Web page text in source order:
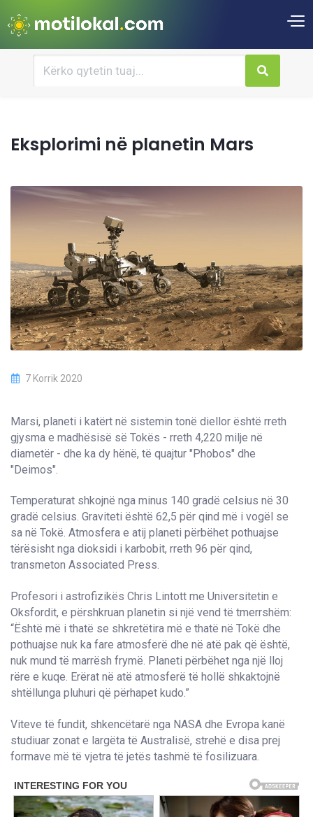
Eksplorimi në planetin Mars
7 Korrik 2020
Marsi, planeti i katërt në sistemin tonë diellor është rreth
gjysma e madhësisë së Tokës - rreth 4,220 milje në
diametër - dhe ka dy hënë, të quajtur "Phobos" dhe
"Deimos".
Temperaturat shkojnë nga minus 140 gradë celsius në 30
gradë celsius. Graviteti është 62,5 për qind më i vogël se
sa në Tokë. Atmosfera e atij planeti përbëhet pothuajse
tërësisht nga dioksidi i karbobit, rreth 96 për qind,
transmeton Associated Press.
Profesori i astrofizikës Chris Lintott me Universitetin e
Oksfordit, e përshkruan planetin si një vend të tmerrshëm:
“Është më i thatë se shkretëtira më e thatë në Tokë dhe
pothuajse nuk ka fare atmosferë dhe në atë pak që është,
nuk mund të marrësh frymë. Planeti përbëhet nga një lloj
rëre e kuqe. Erërat në atë atmosferë të hollë shkaktojnë
shtëllunga pluhuri që përhapet kudo.”
Viteve të fundit, shkencëtarë nga NASA dhe Evropa kanë
studiuar zonat e largëta të Australisë, strehë e disa prej
formave më të vjetra të jetës tashmë të fosilizuara.